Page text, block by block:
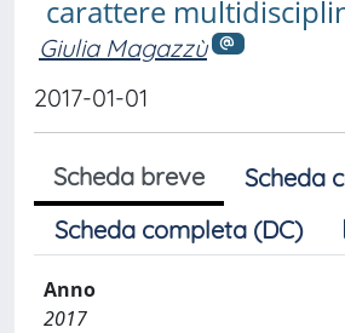
carattere
Giulia Magazzù
2017-01-01
Scheda breve
Scheda
Scheda completa (DC)
Anno
2017